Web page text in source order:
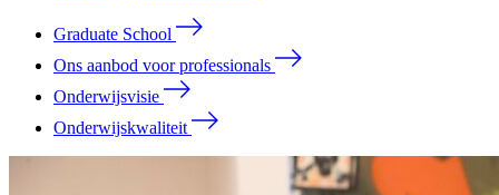
Graduate School
Ons aanbod voor professionals
Onderwijsvisie
Onderwijskwaliteit